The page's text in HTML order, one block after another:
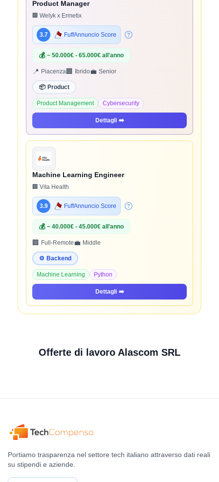
Product Manager
🏢 Welyk x Ermetix
3.7 FuffAnnuncio Score
💰 ~ 50.000€ - 65.000€ all'anno
📍 Piacenza🏢 Ibrido💼 Senior
📦 Product
Product Management Cybersecurity
Dettagli ➡️
Machine Learning Engineer
🏢 Vita Health
3.9 FuffAnnuncio Score
💰 ~ 40.000€ - 45.000€ all'anno
🏢 Full-Remote💼 Middle
⚙️ Backend
Machine Learning Python
Dettagli ➡️
Offerte di lavoro Alascom SRL
Portiamo trasparenza nel settore tech italiano attraverso dati reali
su stipendi e aziende.